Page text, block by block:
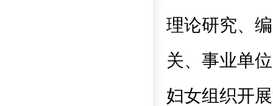
理论研究、
关、事业单
妇女组织开